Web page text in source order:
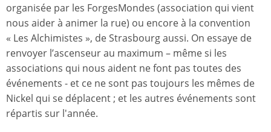
organisée par les ForgesMondes (association qui vient
nous aider à animer la rue) ou encore à la convention
« Les Alchimistes », de Strasbourg aussi. On essaye de
renvoyer l’ascenseur au maximum – même si les
associations qui nous aident ne font pas toutes des
événements - et ce ne sont pas toujours les mêmes de
Nickel qui se déplacent ; et les autres événements sont
répartis sur l'année.